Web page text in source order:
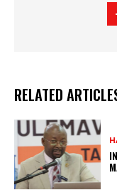
RELATED